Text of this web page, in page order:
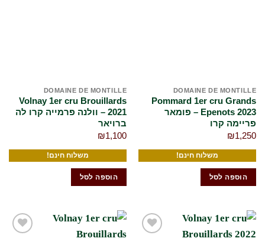
DOMAINE DE MONTILLE
Pommard 1er cru Grands
Epenots 2023 – פומאר
פריימה קרו
₪1,250
משלוח חינם!
הוספה לסל
DOMAINE DE MONTILLE
Volnay 1er cru Brouillards
2021 – וולנה פרמייה קרו לה
ברויאר
₪1,100
משלוח חינם!
הוספה לסל